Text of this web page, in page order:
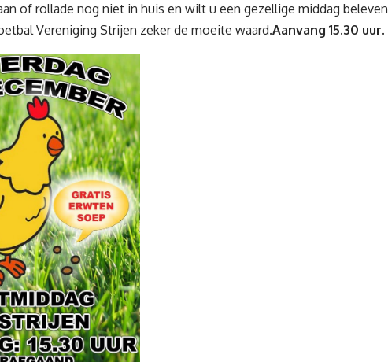
of rollade nog niet in huis en wilt u een gezellige middag
Vereniging Strijen zeker de moeite waard.Aanvang 15.30 uur.